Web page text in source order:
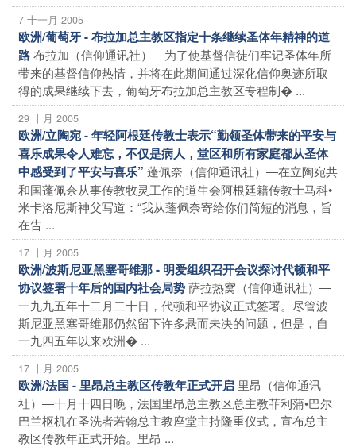
7 十一月 2005
欧洲/葡萄牙 - 布拉加总主教区指定十条继续圣体年精神的道
路布拉加（信仰通讯社）―为了使基督信徒们牢记圣体年所
带来的基督信仰热情，并将在此期间通过深化信仰奥迹所取
得的成果继续下去，葡萄牙布拉加总主教区专程制� ...
29 十月 2005
欧洲/立陶宛 - 年轻阿根廷传教士表示“勤领圣体带来的平安与
喜乐成果令人难忘，不仅是病人，堂区和所有家庭都从圣体
中感受到了平安与喜乐” 蓬佩奈（信仰通讯社）―在立陶宛共
和国蓬佩奈从事传教牧灵工作的道生会阿根廷籍传教士马科•
米卡洛尼斯神父写道：“我从蓬佩奈寄给你们简短的消息，旨
在告 ...
17 十月 2005
欧洲/波斯尼亚黑塞哥维那 - 明爱组织召开会议探讨代顿和平
协议签署十年后的国内社会局势萨拉热窝（信仰通讯社）―
一九九五年十二月二十日，代顿和平协议正式签署。尽管波
斯尼亚黑塞哥维那仍然留下许多悬而未决的问题，但是，自
一九四五年以来欧洲� ...
17 十月 2005
欧洲/法国 - 里昂总主教区传教年正式开启 里昂（信仰通讯
社）―十月十四日晚，法国里昂总主教区总主教菲利蒲•巴尔
巴兰枢机在圣洗者若翰总主教座堂主持隆重仪式，宣布总主
教区传教年正式开始。里昂 ...